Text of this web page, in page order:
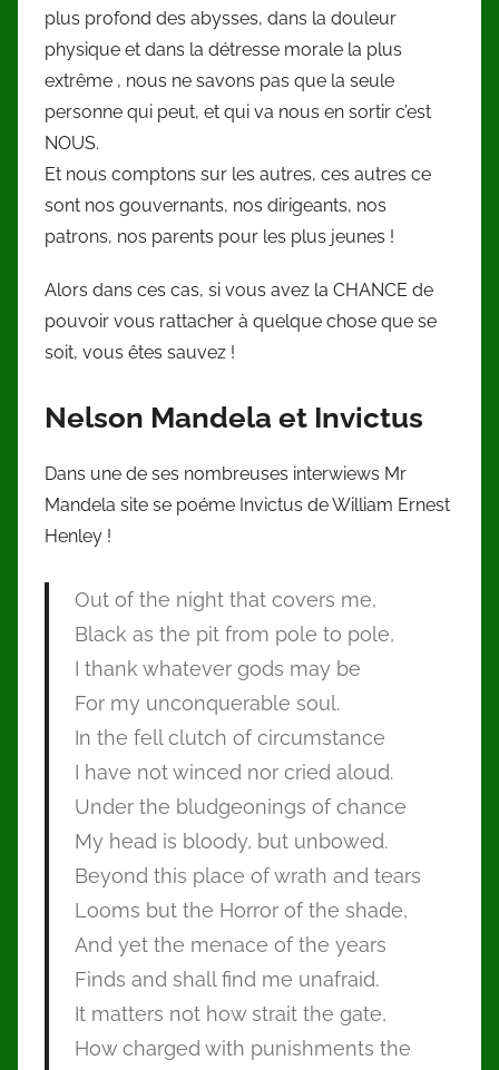
plus profond des abysses, dans la douleur
physique et dans la détresse morale la plus
extrême , nous ne savons pas que la seule
personne qui peut, et qui va nous en sortir c’est
NOUS.
Et nous comptons sur les autres, ces autres ce
sont nos gouvernants, nos dirigeants, nos
patrons, nos parents pour les plus jeunes !
Alors dans ces cas, si vous avez la CHANCE de
pouvoir vous rattacher à quelque chose que se
soit, vous êtes sauvez !
Nelson Mandela et Invictus
Dans une de ses nombreuses interwiews Mr
Mandela site se poéme Invictus de William Ernest
Henley !
Out of the night that covers me,
Black as the pit from pole to pole,
I thank whatever gods may be
For my unconquerable soul.
In the fell clutch of circumstance
I have not winced nor cried aloud.
Under the bludgeonings of chance
My head is bloody, but unbowed.
Beyond this place of wrath and tears
Looms but the Horror of the shade,
And yet the menace of the years
Finds and shall find me unafraid.
It matters not how strait the gate,
How charged with punishments the